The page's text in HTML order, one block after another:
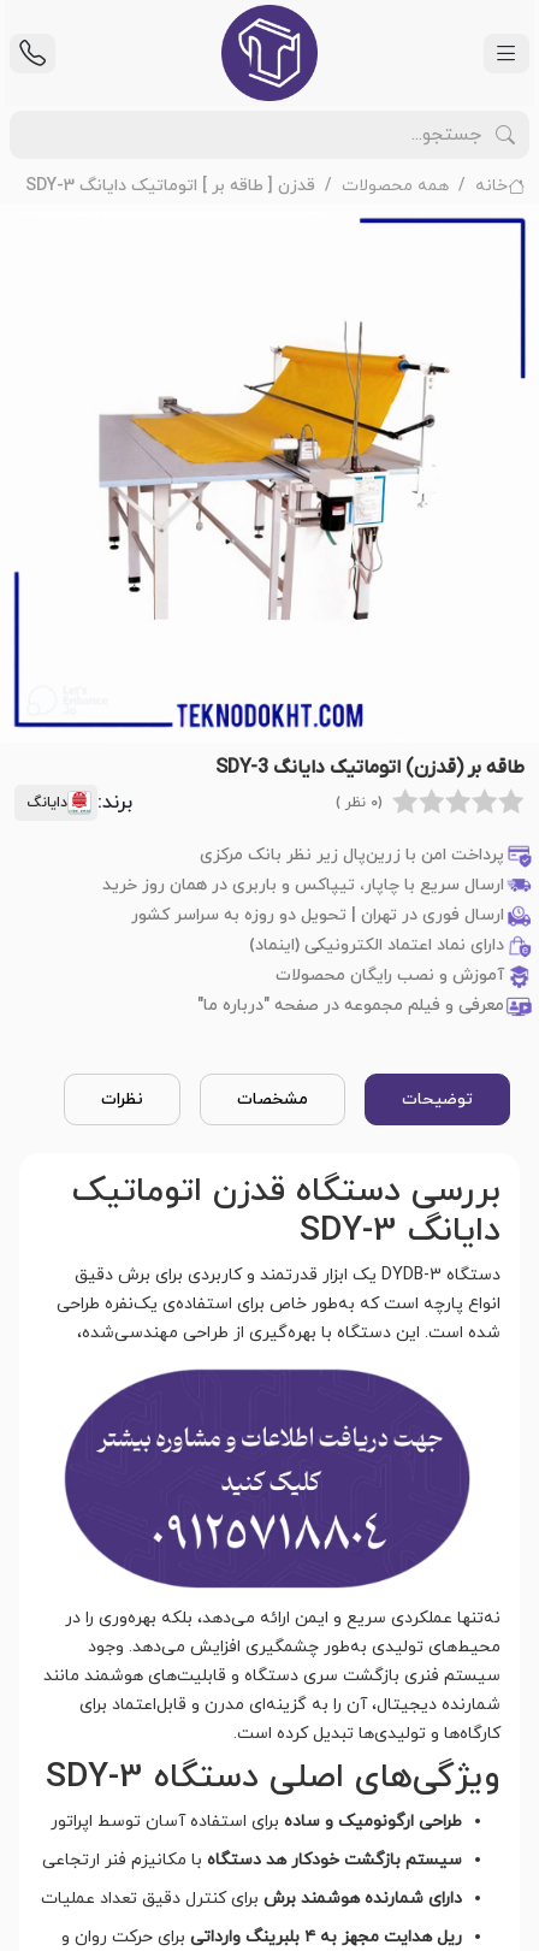
خانه همه محصولات قدزن [ طاقه بر ] اتوماتیک دایانگ SDY-3
طاقه بر (قدزن) اتوماتیک دایانگ SDY-3
(0 نظر ) برند: دایانگ
پرداخت امن با زرین‌پال زیر نظر بانک مرکزی
ارسال سریع با چاپار، تیپاکس و باربری در همان روز خرید
ارسال فوری در تهران | تحویل دو روزه به سراسر کشور
دارای نماد اعتماد الکترونیکی (اینماد)
آموزش و نصب رایگان محصولات
معرفی و فیلم مجموعه در صفحه "درباره ما"
توضیحات مشخصات نظرات
بررسی دستگاه قدزن اتوماتیک
دایانگ SDY-3
دستگاه DYDB-3 یک ابزار قدرتمند و کاربردی برای برش دقیق
انواع پارچه است که به‌طور خاص برای استفاده‌ی یک‌نفره طراحی
شده است. این دستگاه با بهره‌گیری از طراحی مهندسی‌شده،
نه‌تنها عملکردی سریع و ایمن ارائه می‌دهد، بلکه بهره‌وری را در
محیط‌های تولیدی به‌طور چشمگیری افزایش می‌دهد. وجود
سیستم فنری بازگشت سری دستگاه و قابلیت‌های هوشمند مانند
شمارنده دیجیتال، آن را به گزینه‌ای مدرن و قابل‌اعتماد برای
کارگاه‌ها و تولیدی‌ها تبدیل کرده است.
ویژگی‌های اصلی دستگاه SDY-3
طراحی ارگونومیک و ساده برای استفاده آسان توسط اپراتور
سیستم بازگشت خودکار هد دستگاه با مکانیزم فنر ارتجاعی
دارای شمارنده هوشمند برش برای کنترل دقیق تعداد عملیات
ریل هدایت مجهز به ۴ بلبرینگ وارداتی
برای حرکت روان و